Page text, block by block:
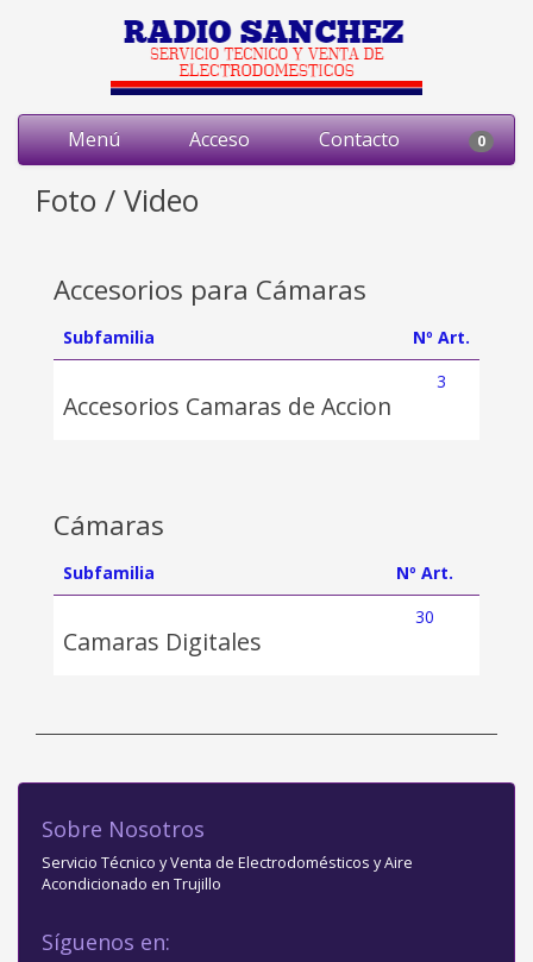
Menú Acceso Contacto 0
Foto / Video
Accesorios para Cámaras
Subfamilia Nº Art.
Accesorios Camaras de Accion
3
Cámaras
Subfamilia Nº Art.
Camaras Digitales
30
Sobre Nosotros
Servicio Técnico y Venta de Electrodomésticos y Aire
Acondicionado en Trujillo
Síguenos en: